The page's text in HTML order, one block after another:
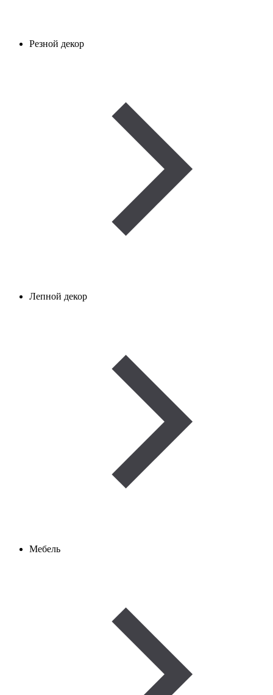
Резной декор
Лепной декор
Мебель